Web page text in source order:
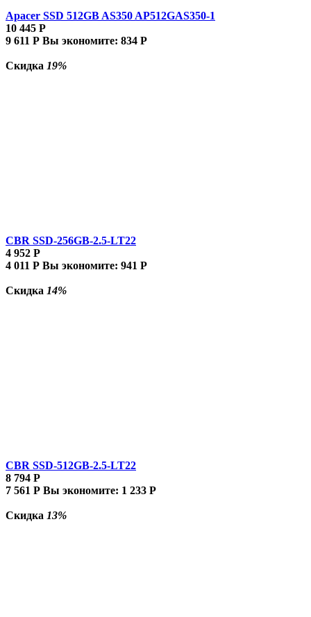
Apacer SSD 512GB AS350 AP512GAS350-1
10 445 Р
9 611 Р Вы экономите: 834 Р
Скидка 19%
CBR SSD-256GB-2.5-LT22
4 952 Р
4 011 Р Вы экономите: 941 Р
Скидка 14%
CBR SSD-512GB-2.5-LT22
8 794 Р
7 561 Р Вы экономите: 1 233 Р
Скидка 13%